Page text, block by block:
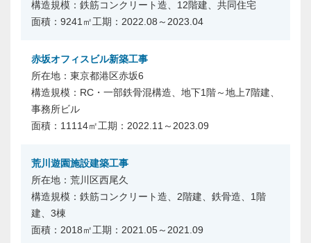
鉄筋コンクリート造、12階建、共同住宅
9241㎡
2022.08～2023.04
赤坂オフィスビル新築工事
東京都港区赤坂6
RC・一部鉄骨混構造、地下1階～地上7階建、
事務所ビル
11114㎡
2022.11～2023.09
荒川遊園施設建築工事
荒川区西尾久
鉄筋コンクリート造、2階建、鉄骨造、1階
建、3棟
2018㎡
2021.05～2021.09